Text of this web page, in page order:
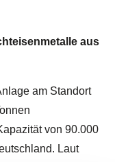
aus
am Standort
von 90.000
Laut